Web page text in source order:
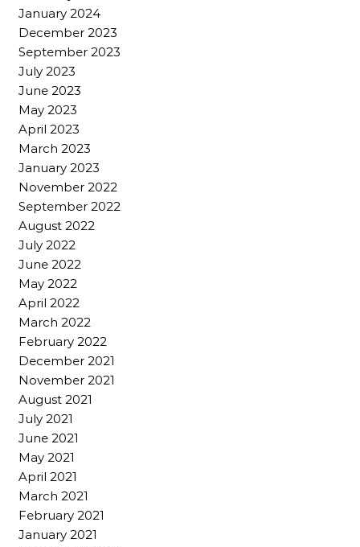
January 2024
December 2023
September 2023
July 2023
June 2023
May 2023
April 2023
March 2023
January 2023
November 2022
September 2022
August 2022
July 2022
June 2022
May 2022
April 2022
March 2022
February 2022
December 2021
November 2021
August 2021
July 2021
June 2021
May 2021
April 2021
March 2021
February 2021
January 2021